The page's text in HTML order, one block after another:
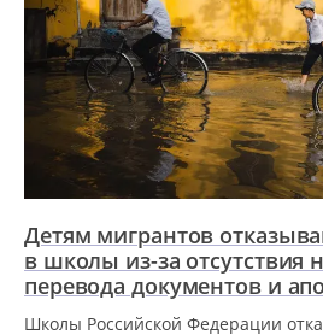
Детям мигрантов
в школы из-за отсутствия
перевода документов и
Школы Российской Федерации